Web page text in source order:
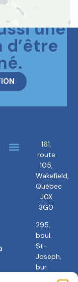
deux
une
161,
route
105,
Wakefield,
Québec
J0X
3G0
295,
boul.
St-
Joseph,
bur.